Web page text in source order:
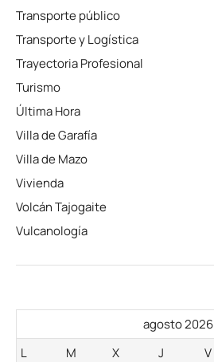
Transporte público
Transporte y Logística
Trayectoria Profesional
Turismo
Última Hora
Villa de Garafía
Villa de Mazo
Vivienda
Volcán Tajogaite
Vulcanología
agosto 2026
L
M X J V